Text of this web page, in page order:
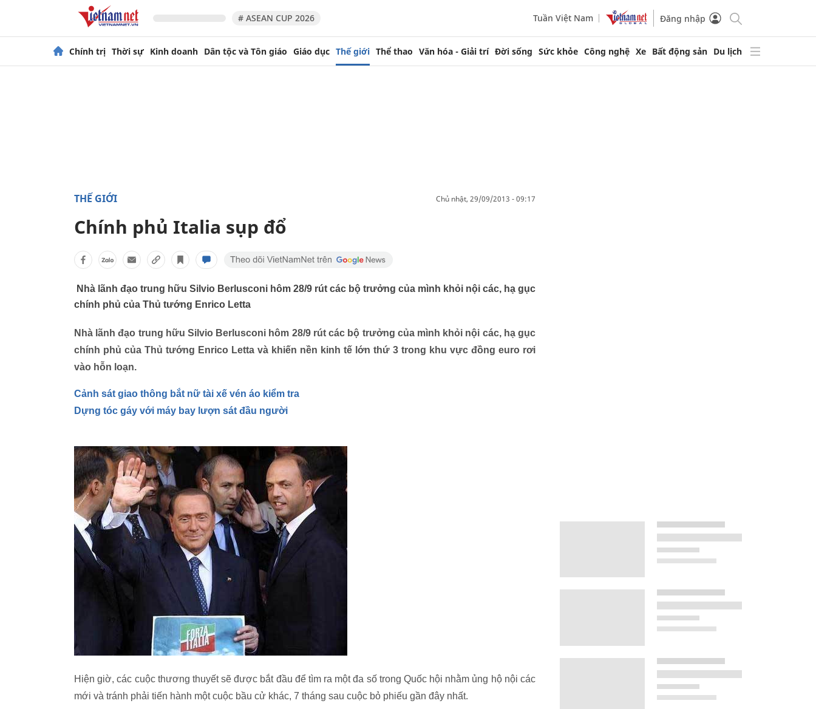
# ASEAN CUP 2026 Tuần Việt Nam Đăng nhập
Chính trị Thời sự Kinh doanh Dân tộc và Tôn giáo Giáo dục Thế giới Thể thao Văn hóa - Giải trí Đời sống Sức khỏe Công nghệ Xe Bất động sản Du lịch
THẾ GIỚI chủ nhật, 29/09/2013 - 09:17
Chính phủ Italia sụp đổ
Nhà lãnh đạo trung hữu Silvio Berlusconi hôm 28/9 rút các bộ trưởng của mình khỏi nội các, hạ gục
chính phủ của Thủ tướng Enrico Letta
Nhà lãnh đạo trung hữu Silvio Berlusconi hôm 28/9 rút các bộ trưởng của mình khỏi nội các, hạ gục
chính phủ của Thủ tướng Enrico Letta và khiến nền kinh tế lớn thứ 3 trong khu vực đồng euro rơi
vào hỗn loạn.
Cảnh sát giao thông bắt nữ tài xế vén áo kiểm tra
Dựng tóc gáy với máy bay lượn sát đầu người
Hiện giờ, các cuộc thương thuyết sẽ được bắt đầu để tìm ra một đa số trong Quốc hội nhằm ủng hộ nội các
mới và tránh phải tiến hành một cuộc bầu cử khác, 7 tháng sau cuộc bỏ phiếu gần đây nhất.